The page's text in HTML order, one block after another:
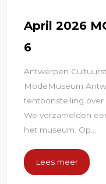
April 2026
6
Antwerpen
ModeMuseum
tentoonstelling over
We verzamelden
het museum. Op...
Lees meer